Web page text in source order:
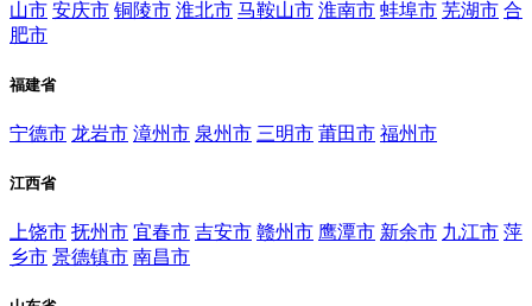
山市 安庆市 铜陵市 淮北市 马鞍山市 淮南市 蚌埠市 芜湖市 合
肥市
福建省
宁德市 龙岩市 漳州市 泉州市 三明市 莆田市 福州市
江西省
上饶市 抚州市 宜春市 吉安市 赣州市 鹰潭市 新余市 九江市 萍
乡市 景德镇市 南昌市